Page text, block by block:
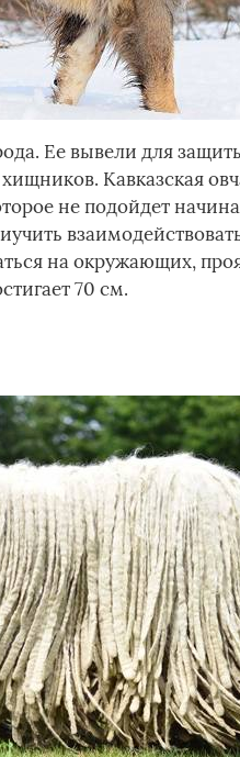
Ее вывели для
Кавказская
не подойдет
на окружающих,
70 см.